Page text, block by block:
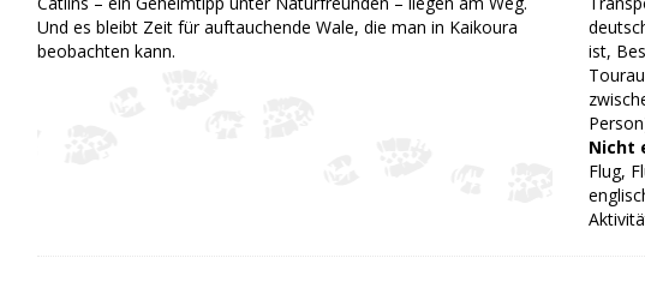
Und es bleibt Zeit für auftauchende Wale, die man in Kaikoura
beobachten kann.
ist,
Nicht
Flug,